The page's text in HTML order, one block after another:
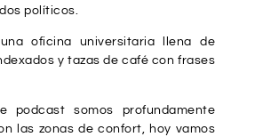
políticos.
oficina universitaria llena de
y tazas de café con frases
podcast somos profundamente
las zonas de confort, hoy vamos